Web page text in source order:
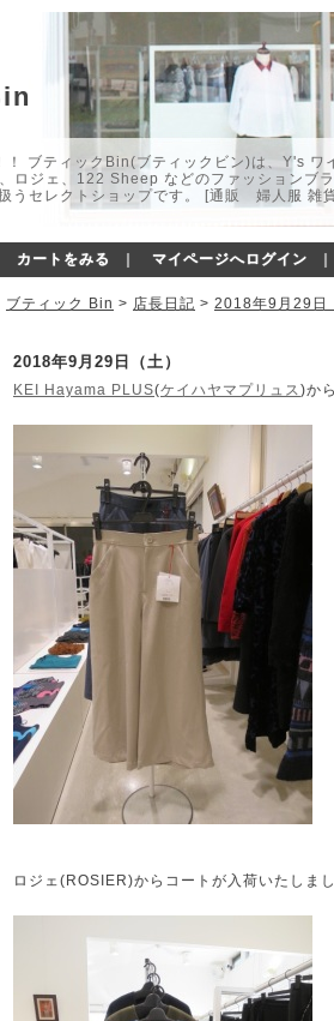
！ ブティックBin(ブティックビン)は、Y's
ロジェ、122 Sheep などのファッションブ
うセレクトショップです。 [通販 婦人服
カートをみる マイページへログイン
ブティック Bin > 店長日記 > 2018年9月29日
2018年9月29日（土）
KEI Hayama PLUS(ケイハヤマプリュス)か
ロジェ(ROSIER)からコートが入荷いたしまし